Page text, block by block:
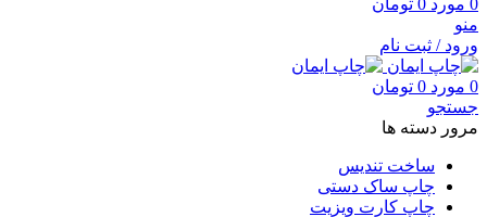
0 مورد 0 تومان
منو
ورود / ثبت نام
0 مورد 0 تومان
جستجو
مرور دسته ها
ساخت تندیس
چاپ ساک دستی
چاپ کارت ویزیت